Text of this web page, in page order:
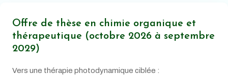
Offre de thèse en chimie organique et
thérapeutique (octobre 2026 à septembre
2029)
Vers une thérapie photodynamique ciblée :